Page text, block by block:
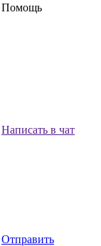
Помощь
Написать в чат
Отправить